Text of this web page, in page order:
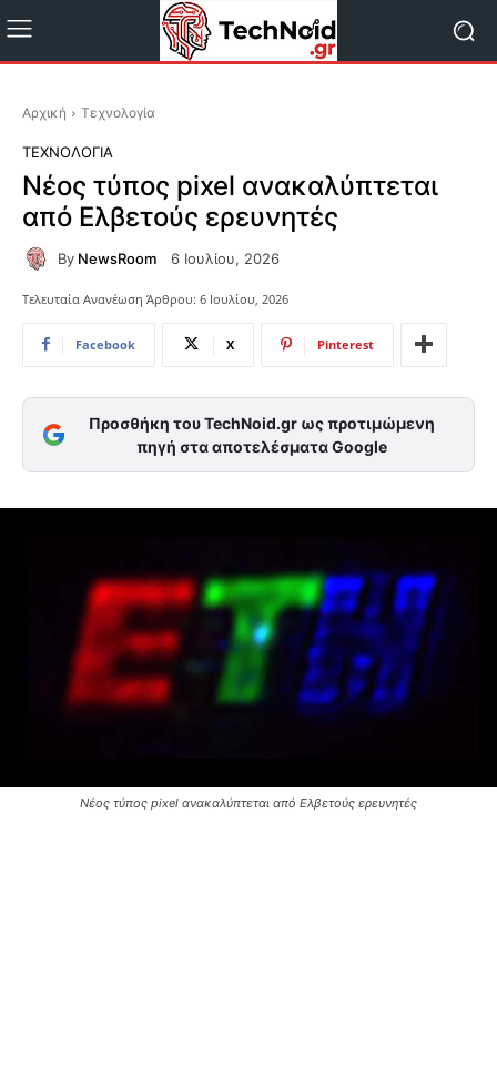
Αρχική Τεχνολογία
ΤΕΧΝΟΛΟΓΊΑ
Νέος τύπος pixel ανακαλύπτεται
από Ελβετούς ερευνητές
By NewsRoom 6 Ιουλίου, 2026
Τελευταία Ανανέωση Άρθρου: 6 Ιουλίου, 2026
Facebook X Pinterest
Προσθήκη του TechNoid.gr ως προτιμώμενη
πηγή στα αποτελέσματα Google
Νέος τύπος pixel ανακαλύπτεται από Ελβετούς ερευνητές